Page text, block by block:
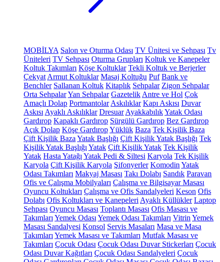
MOBİLYA Salon ve Oturma Odası TV Ünitesi ve Sehpası Tv
Üniteleri TV Sehpası Oturma Grupları Koltuk ve Kanepeler
Koltuk Takımları Köşe Koltuklar Tekli Koltuk ve Berjerler
Çekyat Armut Koltuklar Masaj Koltuğu Puf Bank ve
Benchler Sallanan Koltuk Kitaplık Sehpalar Zigon Sehpalar
Orta SehpalarYan Sehpalar Gazetelik Antre ve Hol Çok
Amaçlı Dolap Portmantolar Askılıklar Kapı Askısı Duvar
Askısı Ayaklı Askılıklar Dresuar AyakkabılıkYatak Odası
Gardırop Kapaklı Gardırop Sürgülü Gardırop Bez Gardırop
Açık Dolap Köşe GardıropYüklük Baza Tek Kişilik Baza
Çift Kişilik Baza Yatak Başlığı Çift Kişilik Yatak Başlığı Tek
Kişilik Yatak Başlığı Yatak Çift Kişilik Yatak Tek Kişilik
Yatak Hasta Yatağı Yatak Pedi & Şiltesi Karyola Tek Kişilik
Karyola Çift Kişilik Karyola Şifonyerler Komodin Yatak
Odası Takımları Makyaj Masası Takı Dolabı Sandık Paravan
Ofis ve Çalışma Mobilyaları Çalışma ve Bilgisayar Masası
Oyuncu Koltukları Çalışma ve Ofis Sandalyeleri Keson Ofis
Dolabı Ofis Koltukları ve Kanepeleri Ayaklı Küllükler Laptop
Sehpası Oyuncu Masası Toplantı Masası Ofis Masası ve
Takımları Yemek Odası Yemek Odası Takımları Vitrin Yemek
Masası Sandalyesi Konsol Servis Masaları Masa ve Masa
Takımları Yemek Masası ve Takımları Mutfak Masası ve
Takımları Çocuk Odası Çocuk Odası Duvar Stickerları Çocuk
Odası Duvar Kağıtları Çocuk Odası Sandalyeleri Çocuk